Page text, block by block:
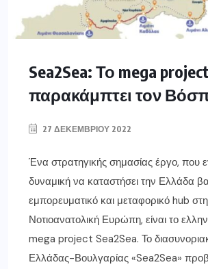
Sea2Sea: Το mega
παρακάμπτει τον
27 ΔΕΚΕΜΒΡΊΟΥ 2022
Ένα στρατηγικής σημασίας έργο, που
δυναμική να καταστήσει την Ελλάδα
εμπορευματικό και μεταφορικό hub στη
Νοτιοανατολική Ευρώπη, είναι το
mega project Sea2Sea. Το
Ελλάδας-Βουλγαρίας «Sea2Sea»